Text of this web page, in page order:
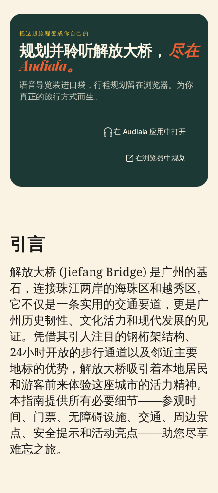
把这趟旅程变成你自己的
规划并聆听解放大桥，尽在
Audiala。
语音导览装进口袋，行程规划留在浏览器。为你
真正的旅行方式而生。
在 Audiala 应用中打开
在浏览器中规划
引言
解放大桥 (Jiefang Bridge) 是广州的基
石，连接珠江两岸的海珠区和越秀区。
它不仅是一条实用的交通要道，更是广
州历史韧性、文化活力和现代发展的见
证。凭借其引人注目的钢桁架结构、
24小时开放的步行通道以及邻近主要
地标的优势，解放大桥吸引着本地居民
和游客前来体验这座城市的活力精神。
本指南提供所有必要细节——参观时
间、门票、无障碍设施、交通、周边景
点、安全提示和活动亮点——助您尽享
难忘之旅。